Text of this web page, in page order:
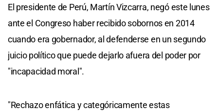
El presidente de Perú, Martín Vizcarra, negó este lunes
ante el Congreso haber recibido sobornos en 2014
cuando era gobernador, al defenderse en un segundo
juicio político que puede dejarlo afuera del poder por
"incapacidad moral".
"Rechazo enfática y categóricamente estas